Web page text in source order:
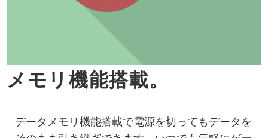
メモリ機能搭載。
データメモリ機能搭載で電源を切ってもデータを